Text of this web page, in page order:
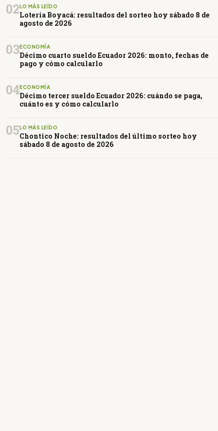
02 LO MÁS LEÍDO
Lotería Boyacá: resultados del sorteo hoy sábado 8 de
agosto de 2026
03ECONOMÍA
Décimo cuarto sueldo Ecuador 2026: monto, fechas de
pago y cómo calcularlo
04ECONOMÍA
Décimo tercer sueldo Ecuador 2026: cuándo se paga,
cuánto es y cómo calcularlo
05 LO MÁS LEÍDO
Chontico Noche: resultados del último sorteo hoy
sábado 8 de agosto de 2026